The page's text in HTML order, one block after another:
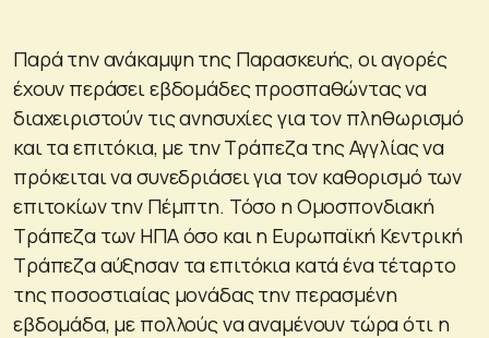
Παρά την ανάκαμψη της Παρασκευής, οι αγορές
έχουν περάσει εβδομάδες προσπαθώντας να
διαχειριστούν τις ανησυχίες για τον πληθωρισμό
και τα επιτόκια, με την Τράπεζα της Αγγλίας να
πρόκειται να συνεδριάσει για τον καθορισμό των
επιτοκίων την Πέμπτη. Τόσο η Ομοσπονδιακή
Τράπεζα των ΗΠΑ όσο και η Ευρωπαϊκή Κεντρική
Τράπεζα αύξησαν τα επιτόκια κατά ένα τέταρτο
της ποσοστιαίας μονάδας την περασμένη
εβδομάδα, με πολλούς να αναμένουν τώρα ότι η